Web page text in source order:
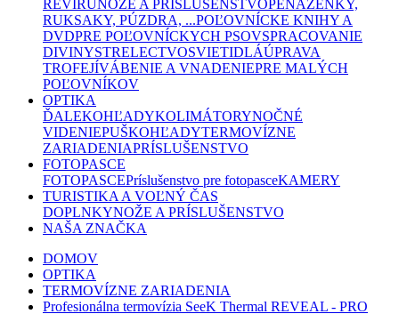
REVÍRUNOŽE A PRÍSLUŠENSTVOPEŇAŽENKY,
RUKSAKY, PÚZDRA, ...POĽOVNÍCKE KNIHY A
DVDPRE POĽOVNÍCKYCH PSOVSPRACOVANIE
DIVINYSTRELECTVOSVIETIDLÁÚPRAVA
TROFEJÍVÁBENIE A VNADENIEPRE MALÝCH
POĽOVNÍKOV
OPTIKA
ĎALEKOHĽADYKOLIMÁTORYNOČNÉ
VIDENIEPUŠKOHĽADYTERMOVÍZNE
ZARIADENIAPRÍSLUŠENSTVO
FOTOPASCE
FOTOPASCEPríslušenstvo pre fotopasceKAMERY
TURISTIKA A VOĽNÝ ČAS
DOPLNKYNOŽE A PRÍSLUŠENSTVO
NAŠA ZNAČKA
DOMOV
OPTIKA
TERMOVÍZNE ZARIADENIA
Profesionálna termovízia SeeK Thermal REVEAL - PRO